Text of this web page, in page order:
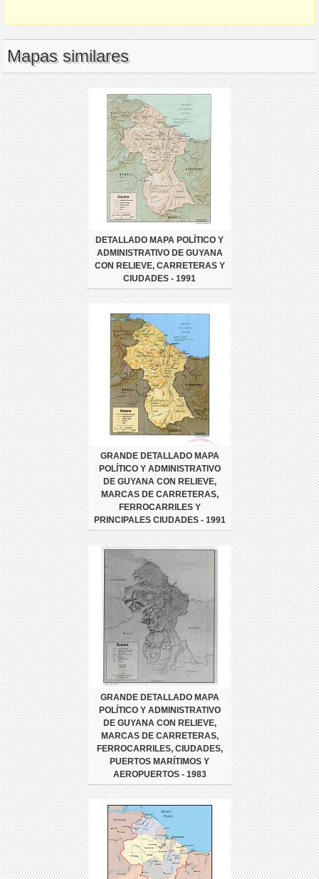
Mapas similares
DETALLADO MAPA POLÍTICO Y
ADMINISTRATIVO DE GUYANA
CON RELIEVE, CARRETERAS Y
CIUDADES - 1991
GRANDE DETALLADO MAPA
POLÍTICO Y ADMINISTRATIVO
DE GUYANA CON RELIEVE,
MARCAS DE CARRETERAS,
FERROCARRILES Y
PRINCIPALES CIUDADES - 1991
GRANDE DETALLADO MAPA
POLÍTICO Y ADMINISTRATIVO
DE GUYANA CON RELIEVE,
MARCAS DE CARRETERAS,
FERROCARRILES, CIUDADES,
PUERTOS MARÍTIMOS Y
AEROPUERTOS - 1983